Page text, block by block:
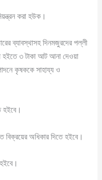
করা হউক।
ব্যাবস্থাসহ দিনমজুরদের পল্লী
হইতে ৩ টাকা আট আনা দেওয়া
কৃষককে সাহায্য ও
হইবে।
অধিকার দিতে হইবে।